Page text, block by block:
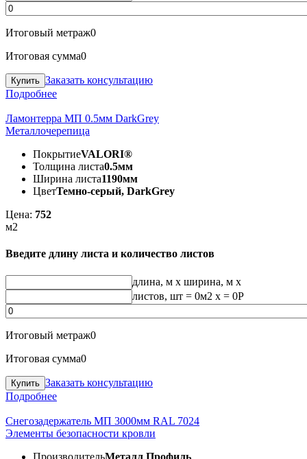
Итоговый метраж0
Итоговая сумма0
Заказать консультацию
Подробнее
Ламонтерра МП 0.5мм DarkGrey
Металлочерепица
ПокрытиеVALORI®
Толщина листа0.5мм
Ширина листа1190мм
ЦветТемно-серый, DarkGrey
Цена: 752
м2
Введите длину листа и количество листов
длина, м x ширина, м x
листов, шт = 0м2 x = 0Р
Итоговый метраж0
Итоговая сумма0
Заказать консультацию
Подробнее
Снегозадержатель МП 3000мм RAL 7024
Элементы безопасности кровли
ПроизводительМеталл Профиль